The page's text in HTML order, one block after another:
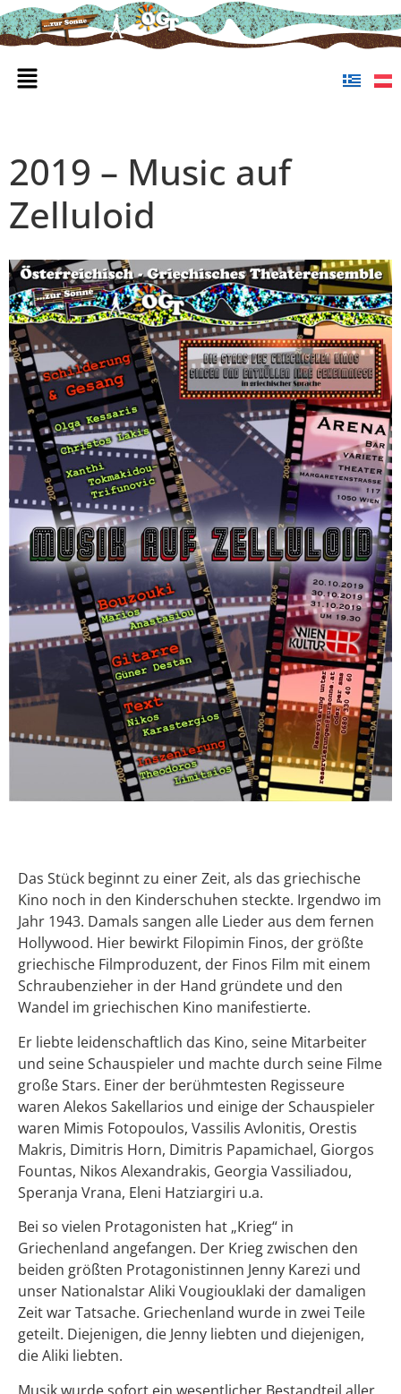
2019 – Music auf
Zelluloid
Das Stück beginnt zu einer Zeit, als das griechische
Kino noch in den Kinderschuhen steckte. Irgendwo im
Jahr 1943. Damals sangen alle Lieder aus dem fernen
Hollywood. Hier bewirkt Filopimin Finos, der größte
griechische Filmproduzent, der Finos Film mit einem
Schraubenzieher in der Hand gründete und den
Wandel im griechischen Kino manifestierte.
Er liebte leidenschaftlich das Kino, seine Mitarbeiter
und seine Schauspieler und machte durch seine Filme
große Stars. Einer der berühmtesten Regisseure
waren Alekos Sakellarios und einige der Schauspieler
waren Mimis Fotopoulos, Vassilis Avlonitis, Orestis
Makris, Dimitris Horn, Dimitris Papamichael, Giorgos
Fountas, Nikos Alexandrakis, Georgia Vassiliadou,
Speranja Vrana, Eleni Hatziargiri u.a.
Bei so vielen Protagonisten hat „Krieg“ in
Griechenland angefangen. Der Krieg zwischen den
beiden größten Protagonistinnen Jenny Karezi und
unser Nationalstar Aliki Vougiouklaki der damaligen
Zeit war Tatsache. Griechenland wurde in zwei Teile
geteilt. Diejenigen, die Jenny liebten und diejenigen,
die Aliki liebten.